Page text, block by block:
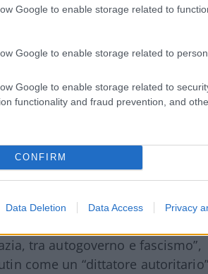
Google to enable storage related to
Google to enable storage related to
Google to enable storage related to
functionality and fraud prevention, and
CONFIRM
Data Deletion Data Access Privacy
tra autogoverno e fascismo”,
come un “dittatore